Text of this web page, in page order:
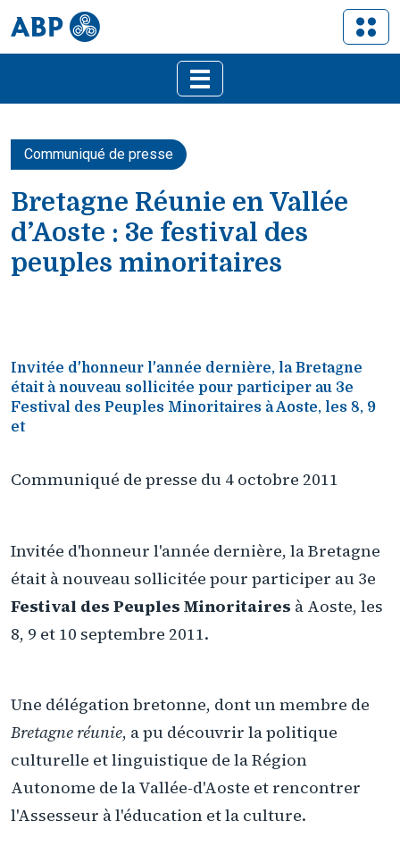
Communiqué de presse
Bretagne Réunie en Vallée
d’Aoste : 3e festival des
peuples minoritaires
Invitée d'honneur l'année dernière, la Bretagne
était à nouveau sollicitée pour participer au 3e
Festival des Peuples Minoritaires à Aoste, les 8, 9
et
Communiqué de presse du 4 octobre 2011
Invitée d'honneur l'année dernière, la Bretagne
était à nouveau sollicitée pour participer au 3e
Festival des Peuples Minoritaires à Aoste, les
8, 9 et 10 septembre 2011.
Une délégation bretonne, dont un membre de
Bretagne réunie, a pu découvrir la politique
culturelle et linguistique de la Région
Autonome de la Vallée-d'Aoste et rencontrer
l'Assesseur à l'éducation et la culture.